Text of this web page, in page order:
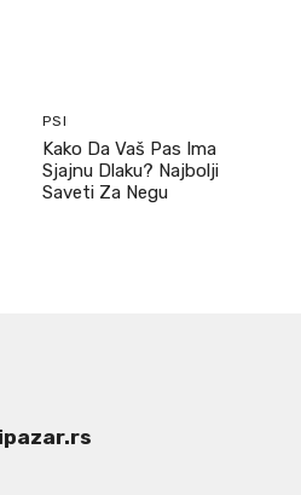
PSI
Kako Da Vaš Pas Ima
Sjajnu Dlaku? Najbolji
Saveti Za Negu